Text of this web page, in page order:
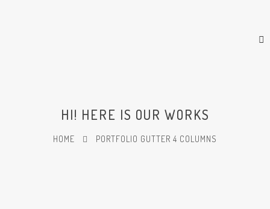
HI! HERE IS OUR WORKS
HOME PORTFOLIO GUTTER 4 COLUMNS